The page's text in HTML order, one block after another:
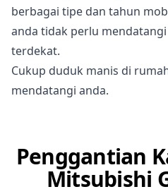
berbagai tipe dan tahun
anda tidak perlu
terdekat.
Cukup duduk manis di
mendatangi anda.
Penggantian
Mitsubishi